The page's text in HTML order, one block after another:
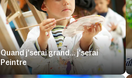
Quand j'serai grand... j'serai
Peintre